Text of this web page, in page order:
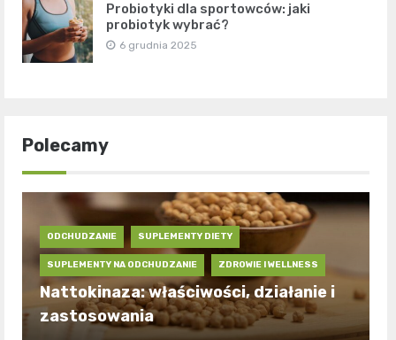
Probiotyki dla sportowców: jaki
probiotyk wybrać?
6 grudnia 2025
Polecamy
ODCHUDZANIE SUPLEMENTY DIETY
SUPLEMENTY NA ODCHUDZANIE ZDROWIE I WELLNESS
Nattokinaza: właściwości, działanie i
zastosowania